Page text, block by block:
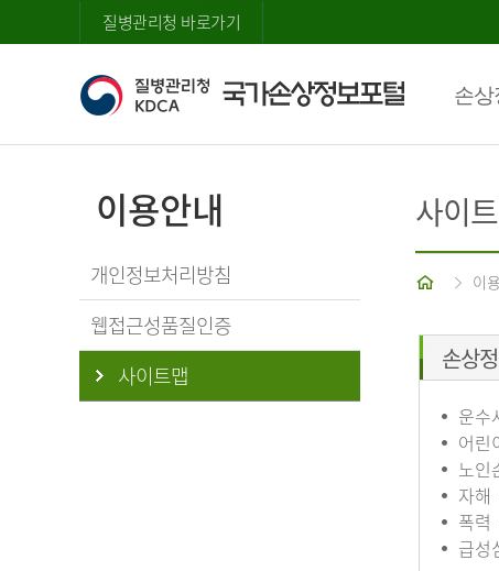
질병관리청 바로가기
손상
이용안내
개인정보처리방침
웹접근성품질인증
사이트맵
사이
홈 이
손상
운수
어린
노인
자해
폭력
급성